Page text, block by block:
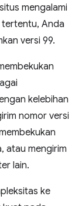
mengalami
Anda
versi 99.
kelebihan
nomor versi
atau mengirim
lain.
ke